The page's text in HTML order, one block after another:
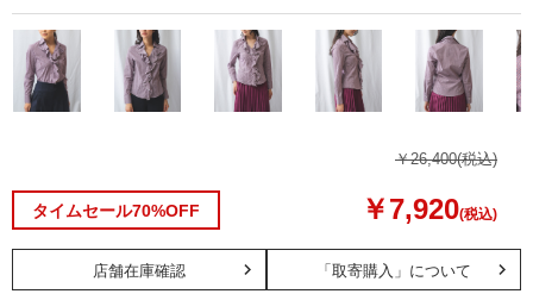
￥26,400(税込)
タイムセール70%OFF ￥7,920(税込)
「取寄購入」について
店舗在庫確認